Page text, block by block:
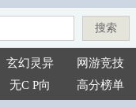
搜索
玄幻灵异
网游竞技
无C P向 高分榜单